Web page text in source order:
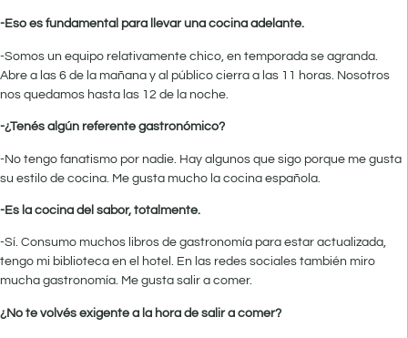
-Eso es fundamental para llevar una cocina adelante.
-Somos un equipo relativamente chico, en temporada se agranda.
Abre a las 6 de la mañana y al público cierra a las 11 horas. Nosotros
nos quedamos hasta las 12 de la noche.
-¿Tenés algún referente gastronómico?
-No tengo fanatismo por nadie. Hay algunos que sigo porque me gusta
su estilo de cocina. Me gusta mucho la cocina española.
-Es la cocina del sabor, totalmente.
-Sí. Consumo muchos libros de gastronomía para estar actualizada,
tengo mi biblioteca en el hotel. En las redes sociales también miro
mucha gastronomía. Me gusta salir a comer.
¿No te volvés exigente a la hora de salir a comer?